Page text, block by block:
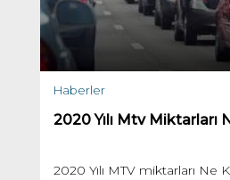
Haberler
2020 Yılı Mtv Miktarları
2020 Yılı MTV miktarları Ne